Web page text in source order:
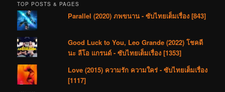
TOP POSTS & PAGES
Parallel (2020) ภพขนาน - ซับไทยเต็มเรื่อง [843]
Good Luck to You, Leo Grande (2022) โชคดี
นะ ลีโอ แกรนด์ - ซับไทยเต็มเรื่อง [1353]
Love (2015) ความรัก ความใคร่ - ซับไทยเต็มเรื่อง
[1117]